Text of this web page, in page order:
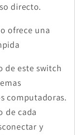
directo.
ofrece una
de este switch
computadoras.
de cada
y